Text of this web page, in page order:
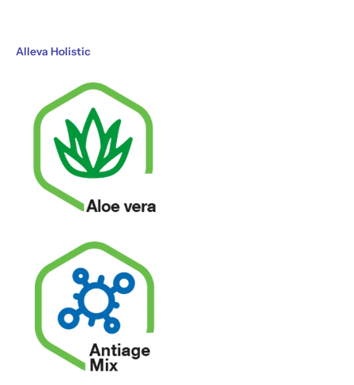
Alleva Holistic